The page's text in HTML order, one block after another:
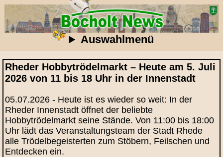
Auswahlmenü
Rheder Hobbytrödelmarkt – Heute am 5. Juli
2026 von 11 bis 18 Uhr in der Innenstadt
05.07.2026 - Heute ist es wieder so weit: In der
Rheder Innenstadt öffnet der beliebte
Hobbytrödelmarkt seine Stände. Von 11:00 bis 18:00
Uhr lädt das Veranstaltungsteam der Stadt Rhede
alle Trödelbegeisterten zum Stöbern, Feilschen und
Entdecken ein.